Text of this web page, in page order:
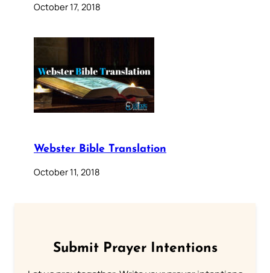
October 17, 2018
Webster Bible Translation
October 11, 2018
Submit Prayer Intentions